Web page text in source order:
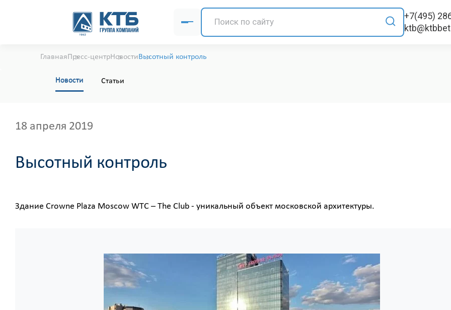
+7(495)
ГлавнаяПресс-центрНовостиВысотный контроль
Новости Статьи
18 апреля 2019
Высотный контроль
Здание Crowne Plaza Moscow WTC – The Club - уникальный объект московской архитектуры.